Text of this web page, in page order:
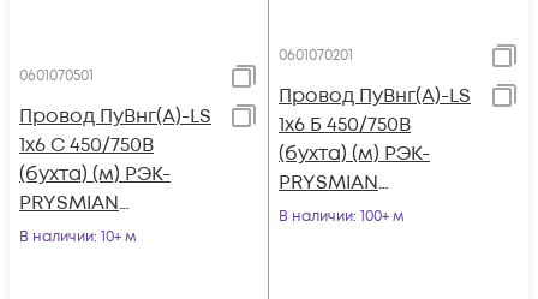
0601070501
Провод ПуВнг(А)-LS
1х6 С 450/750В
(бухта) (м) РЭК-
PRYSMIAN
0601070501
В наличии: 10+ м
0601070201
Провод ПуВнг(А)-LS
1х6 Б 450/750В
(бухта) (м) РЭК-
PRYSMIAN
0601070201
В наличии: 100+ м